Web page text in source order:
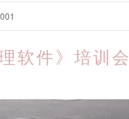
软件》培训会